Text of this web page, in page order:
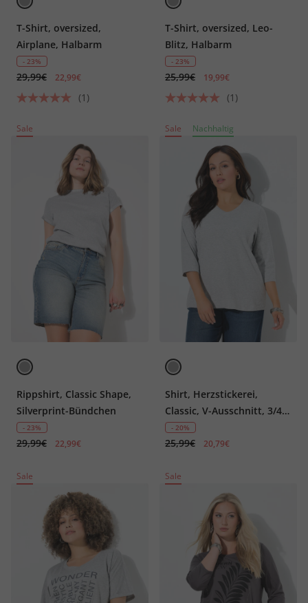
T-Shirt, oversized,
Airplane, Halbarm
- 23%
29,99€ 22,99€
(1)
T-Shirt, oversized, Leo-
Blitz, Halbarm
- 23%
25,99€ 19,99€
(1)
Sale
Rippshirt, Classic Shape,
Silverprint-Bündchen
- 23%
29,99€ 22,99€
Sale Nachhaltig
Shirt, Herzstickerei,
Classic, V-Ausschnitt, 3/4-
Arm
- 20%
25,99€ 20,79€
Sale Sale